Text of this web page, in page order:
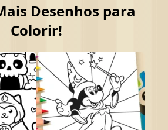
Desenhos para
Colorir!